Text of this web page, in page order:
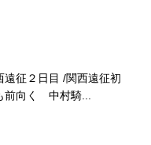
遠征２日目 /関西遠征初
前向く 中村騎...